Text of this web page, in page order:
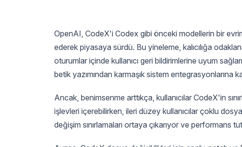
OpenAI, CodeX'i Codex gibi önceki modellerin bir
ederek piyasaya sürdü. Bu yineleme, kalıcılığa
oturumlar içinde kullanıcı geri bildirimlerine uyum
betik yazımından karmaşık sistem entegrasyonlarına
Ancak, benimsenme arttıkça, kullanıcılar CodeX'in
işlevleri içerebilirken, ileri düzey kullanıcılar çoklu
değişim sınırlamaları ortaya çıkarıyor ve performans